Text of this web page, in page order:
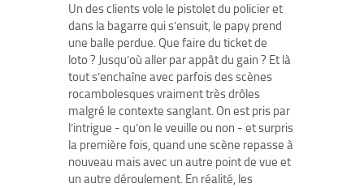
Un des clients vole le pistolet du policier et
dans la bagarre qui s’ensuit, le papy prend
une balle perdue. Que faire du ticket de
loto ? Jusqu’où aller par appât du gain ? Et là
tout s’enchaîne avec parfois des scènes
rocambolesques vraiment très drôles
malgré le contexte sanglant. On est pris par
l’intrigue - qu’on le veuille ou non - et surpris
la première fois, quand une scène repasse à
nouveau mais avec un autre point de vue et
un autre déroulement. En réalité, les